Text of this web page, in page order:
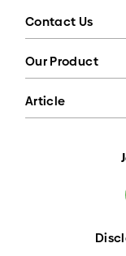
Contact Us
Our Product
Article